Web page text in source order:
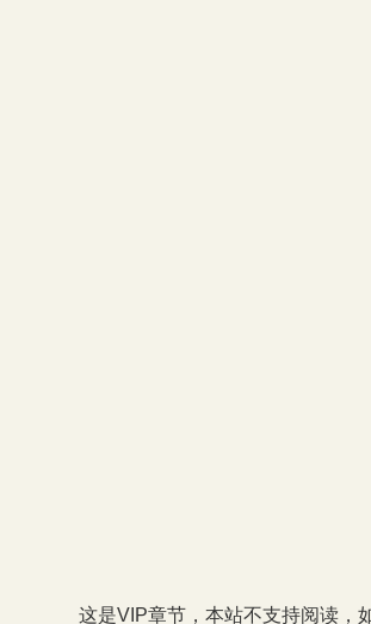
这是VIP章节，本站不支持阅读，